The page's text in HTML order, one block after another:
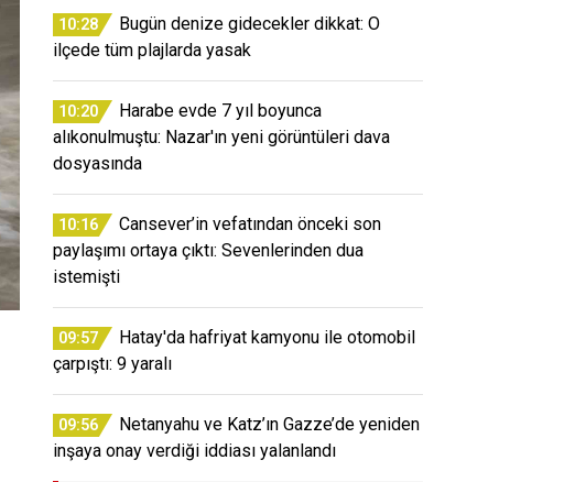
10:28
Bugün denize gidecekler dikkat: O
ilçede tüm plajlarda yasak
10:20
Harabe evde 7 yıl boyunca
alıkonulmuştu: Nazar'ın yeni görüntüleri dava
dosyasında
10:16
Cansever’in vefatından önceki son
paylaşımı ortaya çıktı: Sevenlerinden dua
istemişti
09:57
Hatay'da hafriyat kamyonu ile otomobil
çarpıştı: 9 yaralı
09:56
Netanyahu ve Katz’ın Gazze’de yeniden
inşaya onay verdiği iddiası yalanlandı